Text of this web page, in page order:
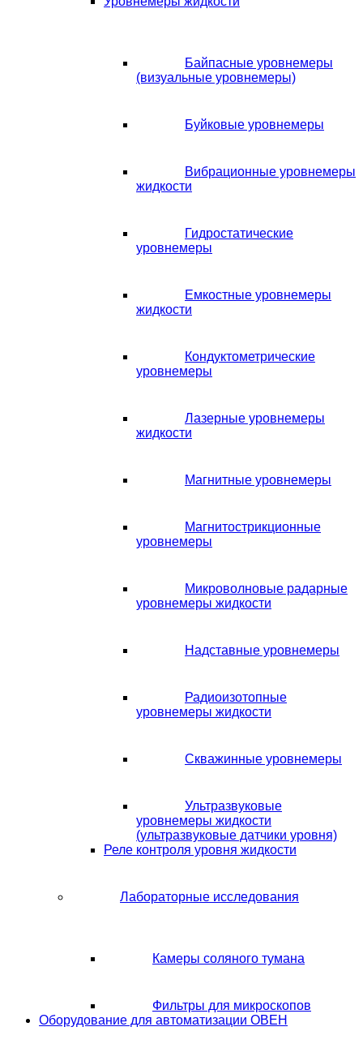
Байпасные уровнемеры
(визуальные уровнемеры)
Буйковые уровнемеры
Вибрационные уровнемеры
жидкости
Гидростатические
уровнемеры
Емкостные уровнемеры
жидкости
Кондуктометрические
уровнемеры
Лазерные уровнемеры
жидкости
Магнитные уровнемеры
Магнитострикционные
уровнемеры
Микроволновые радарные
уровнемеры жидкости
Надставные уровнемеры
Радиоизотопные
уровнемеры жидкости
Скважинные уровнемеры
Ультразвуковые
уровнемеры жидкости
(ультразвуковые датчики уровня)
Реле контроля уровня жидкости
Лабораторные исследования
Камеры соляного тумана
Фильтры для микроскопов
Оборудование для автоматизации ОВЕН